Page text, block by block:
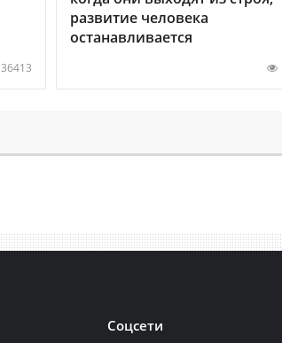
36413
развитие человека
останавливается
Соцсети